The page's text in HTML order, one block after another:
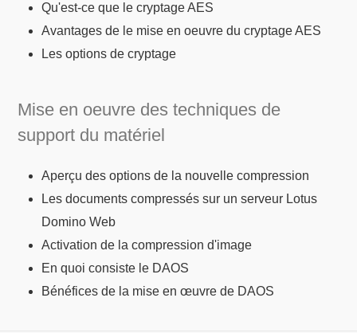
Qu'est-ce que le cryptage AES
Avantages de le mise en oeuvre du cryptage AES
Les options de cryptage
Mise en oeuvre des techniques de
support du matériel
Aperçu des options de la nouvelle compression
Les documents compressés sur un serveur Lotus
Domino Web
Activation de la compression d'image
En quoi consiste le DAOS
Bénéfices de la mise en œuvre de DAOS